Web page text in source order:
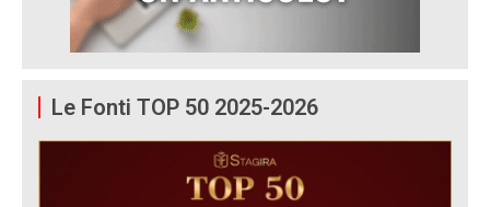
Le Fonti TOP 50 2025-2026